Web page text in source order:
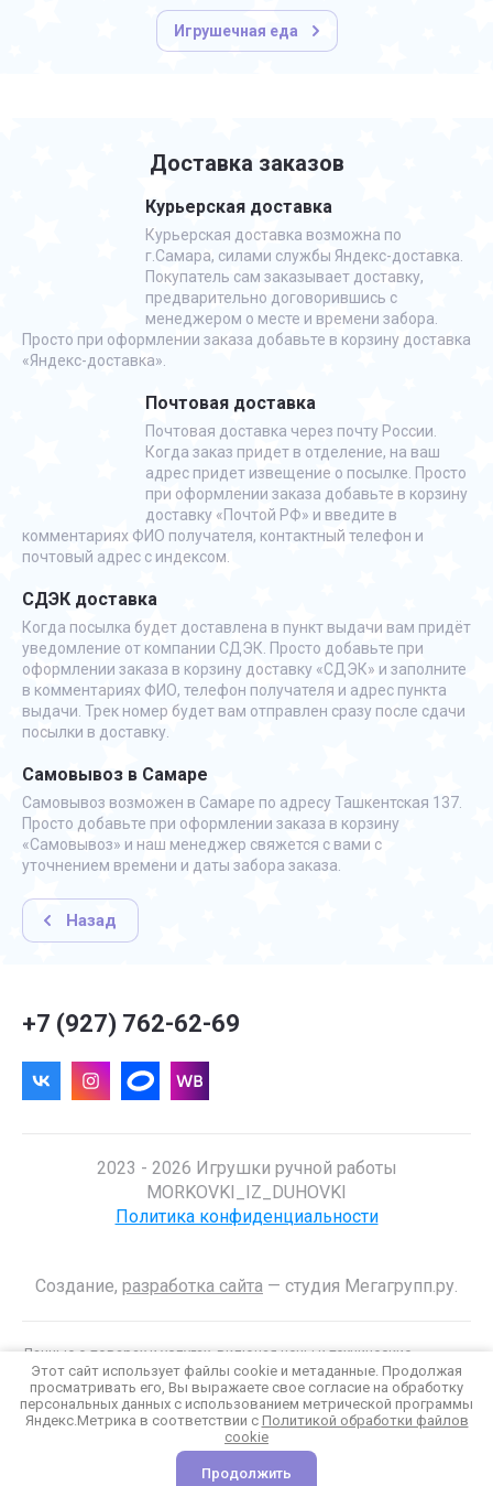
Игрушечная еда
Доставка заказов
Курьерская доставка
Курьерская доставка возможна по
г.Самара, силами службы Яндекс-доставка.
Покупатель сам заказывает доставку,
предварительно договорившись с
менеджером о месте и времени забора.
Просто при оформлении заказа добавьте в корзину доставка
«Яндекс-доставка».
Почтовая доставка
Почтовая доставка через почту России.
Когда заказ придет в отделение, на ваш
адрес придет извещение о посылке. Просто
при оформлении заказа добавьте в корзину
доставку «Почтой РФ» и введите в
комментариях ФИО получателя, контактный телефон и
почтовый адрес с индексом.
СДЭК доставка
Когда посылка будет доставлена в пункт выдачи вам придёт
уведомление от компании СДЭК. Просто добавьте при
оформлении заказа в корзину доставку «СДЭК» и заполните
в комментариях ФИО, телефон получателя и адрес пункта
выдачи. Трек номер будет вам отправлен сразу после сдачи
посылки в доставку.
Самовывоз в Самаре
Самовывоз возможен в Самаре по адресу Ташкентская 137.
Просто добавьте при оформлении заказа в корзину
«Самовывоз» и наш менеджер свяжется с вами с
уточнением времени и даты забора заказа.
Назад
+7 (927) 762-62-69
2023 - 2026 Игрушки ручной работы
MORKOVKI_IZ_DUHOVKI
Политика конфиденциальности
Создание, разработка сайта — студия Мегагрупп.ру.
Данные о товарах и услугах, включая цены и технические
характеристики, представленные на сайте, не являются
публичной офертой, определяемой положениями Статьи 437 (2)
ГК РФ, а носят исключительно информационный характер. Для
получения точной информации о наличии и стоимости товара,
пожалуйста, обращайтесь по нашим телефонам.
Этот сайт использует файлы cookie и метаданные. Продолжая
просматривать его, Вы выражаете свое согласие на обработку
персональных данных с использованием метрической программы
Яндекс.Метрика в соответствии с Политикой обработки файлов
cookie
Продолжить